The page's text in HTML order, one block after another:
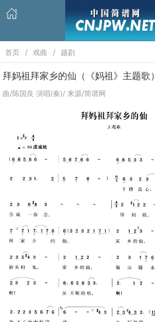
首页 戏曲 越剧
拜妈祖拜家乡的仙（《妈祖》主题歌）
曲/陈国良 演唱(奏)/ 来源/简谱网